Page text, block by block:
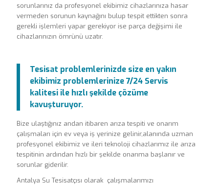
sorunlarınız da profesyonel ekibimiz cihazlarınıza hasar
vermeden sorunun kaynağını bulup tespit ettikten sonra
gerekli işlemleri yapar gerekiyor ise parça değişimi ile
cihazlarınızın ömrünü uzatır.
Tesisat problemlerinizde size en yakın
ekibimiz problemlerinize 7/24 Servis
kalitesi ile hızlı şekilde çözüme
kavuşturuyor.
Bize ulaştığınız andan itibaren arıza tespiti ve onarım
çalışmaları için ev veya iş yerinize gelinir,alanında uzman
profesyonel ekibimiz ve ileri teknoloji cihazlarımız ile arıza
tespitinin ardından hızlı bir şekilde onarıma başlanır ve
sorunlar giderilir.
Antalya Su Tesisatçısı olarak çalışmalarımızı